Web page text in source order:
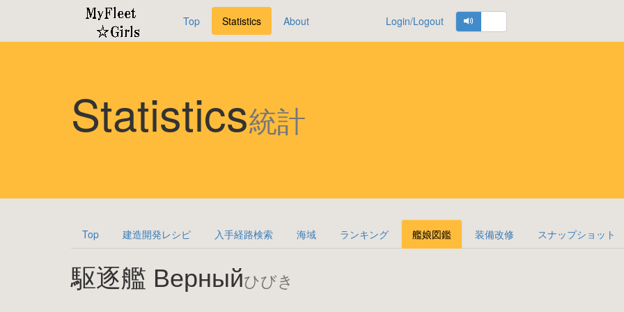
Top Statistics About Login/Logout
Statistics統計
Top 建造開発レシピ 入手経路検索 海域 ランキング 艦娘図鑑 装備改修 スナップショット
駆逐艦 Верныйひびき